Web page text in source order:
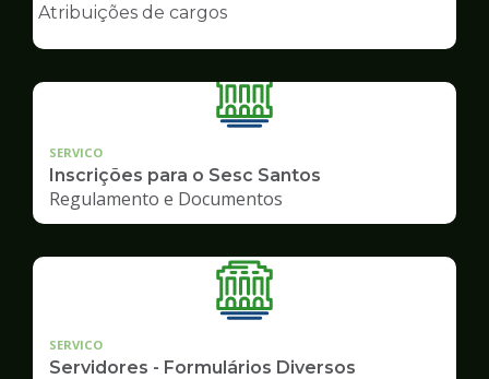
Servidor
Atribuições de cargos
SERVICO
Inscrições para o Sesc Santos
Regulamento e Documentos
SERVICO
Servidores - Formulários Diversos